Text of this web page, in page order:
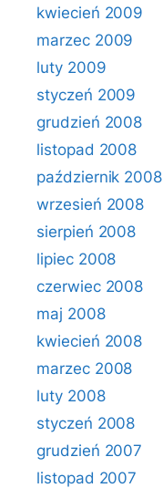
kwiecień 2009
marzec 2009
luty 2009
styczeń 2009
grudzień 2008
listopad 2008
październik 2008
wrzesień 2008
sierpień 2008
lipiec 2008
czerwiec 2008
maj 2008
kwiecień 2008
marzec 2008
luty 2008
styczeń 2008
grudzień 2007
listopad 2007